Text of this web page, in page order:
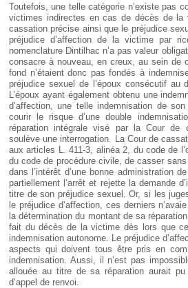
Toutefois, une telle catégorie n’existe pas
victimes indirectes en cas de décès de la
cassation précise ainsi que le préjudice
préjudice d’affection de la victime par
nomenclature Dintilhac n’a pas valeur
consacre à nouveau, en creux, au sein de
fond n’étaient donc pas fondés à
préjudice sexuel de l’époux consécutif au
L’époux ayant également obtenu une
d’affection, une telle indemnisation de
courir le risque d’une double
réparation intégrale visé par la Cour de
soulève une interrogation. La Cour de
aux articles L. 411-3, alinéa 2, du code de
du code de procédure civile, de casser
dans l’intérêt d’une bonne administration
partiellement l’arrêt et rejette la demande
titre de son préjudice sexuel. Or, si les
le préjudice d’affection, ces derniers
la détermination du montant de sa
fait du décès de la victime dès lors que
indemnisation autonome. Le préjudice
aspects qui doivent tous être pris en
indemnisation. Aussi, il n’est pas
allouée au titre de sa réparation aurait
d’appel de renvoi.